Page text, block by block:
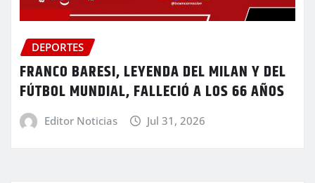
DEPORTES
FRANCO BARESI, LEYENDA DEL MILAN Y DEL
FÚTBOL MUNDIAL, FALLECIÓ A LOS 66 AÑOS
Editor Noticias Jul 31, 2026